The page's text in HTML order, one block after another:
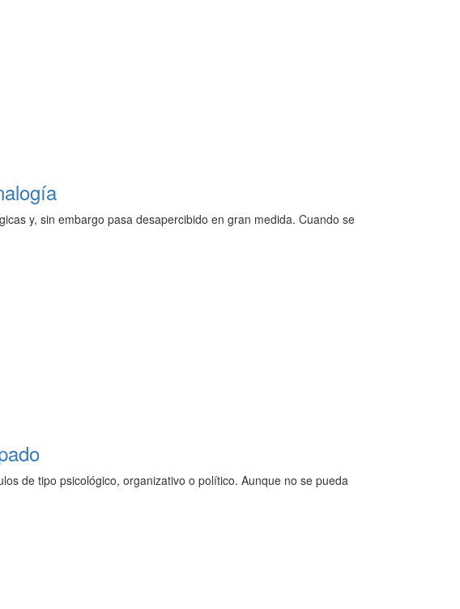
y, sin embargo pasa desapercibido en gran medida. Cuando se
de tipo psicológico, organizativo o político. Aunque no se pueda